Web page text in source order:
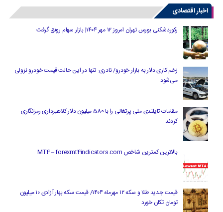
اخبار اقتصادی
رکوردشکنی بورس تهران امروز ۱۲ مهر ۱۴۰۴| بازار سهام رونق گرفت
زخم کاری دلار به بازار خودرو/ نادری: تنها در این حالت قیمت خودرو نزولی
می‌شود
مقامات تایلندی ملی پرتغالی را با 580 میلیون دلار کلاهبرداری رمزنگاری
کردند
بالاترین کمترین شاخص MT4 – forexmt4indicators.com
قیمت جدید طلا و سکه ۱۲ مهرماه ۱۴۰۴/ قیمت سکه بهار آزادی ۱۰ میلیون
تومان تکان خورد